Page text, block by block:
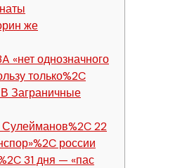
же
«нет однозначного
только%2C
Заграничные
22
россии
31 дня — «пас